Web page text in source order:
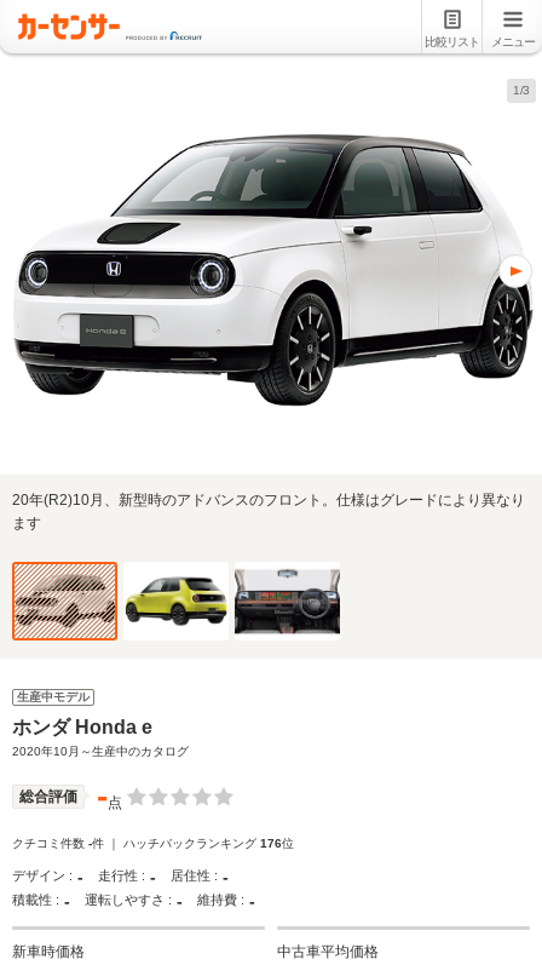
比較リスト メニュー
1/3
20年(R2)10月、新型時のアドバンスのフロント。仕様はグレードにより異なり
ます
生産中モデル
ホンダ Honda e
2020年10月～生産中のカタログ
総合評価 -点
クチコミ件数 -件 ｜ ハッチバックランキング 176位
デザイン : - 走行性 : - 居住性 : -
積載性 : - 運転しやすさ : - 維持費 : -
新車時価格 中古車平均価格